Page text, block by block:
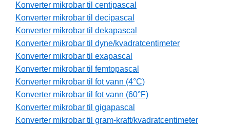
Konverter mikrobar til centipascal
Konverter mikrobar til decipascal
Konverter mikrobar til dekapascal
Konverter mikrobar til dyne/kvadratcentimeter
Konverter mikrobar til exapascal
Konverter mikrobar til femtopascal
Konverter mikrobar til fot vann (4°C)
Konverter mikrobar til fot vann (60°F)
Konverter mikrobar til gigapascal
Konverter mikrobar til gram-kraft/kvadratcentimeter